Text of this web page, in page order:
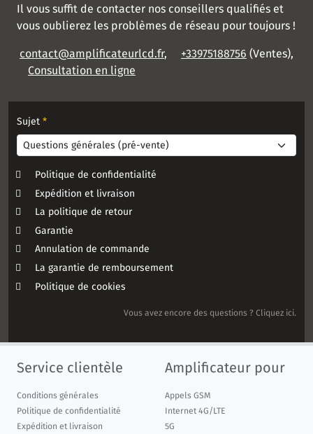
Il vous suffit de contacter nos conseillers qualifiés et
vous oublierez les problèmes de réseau pour toujours !
contact@amplificateurlcd.fr, +33975188756 (Ventes),
Consultation en ligne
Sujet *
Politique de confidentialité
Expédition et livraison
La politique de retour
Garantie
Annulation de commande
La garantie de remboursement
Politique de cookies
Vous avez encore des questions ? Cliquez ici.
Service clientèle
Conditions générales
Politique de confidentialité
Expédition et livraison
Amplificateur pour
Appels GSM
Internet 4G/LTE
5G